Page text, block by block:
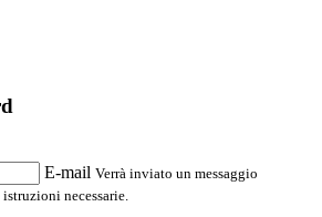
E-mail Verrà inviato un messaggio
necessarie.